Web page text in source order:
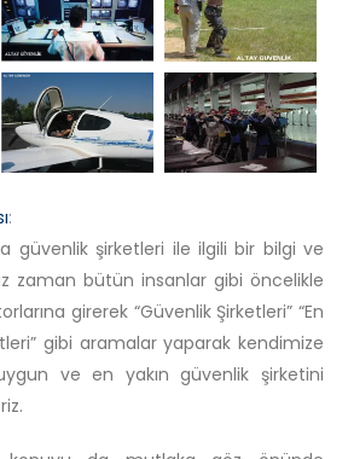
:
güvenlik şirketleri ile ilgili bir bilgi ve
zaman bütün insanlar gibi öncelikle
girerek “Güvenlik Şirketleri” “En
gibi aramalar yaparak kendimize
ve en yakın güvenlik şirketini